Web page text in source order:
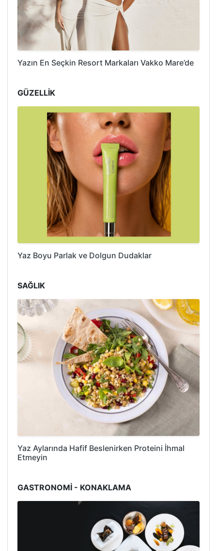
Yazın En Seçkin Resort Markaları Vakko Mare’de
GÜZELLİK
Yaz Boyu Parlak ve Dolgun Dudaklar
SAĞLIK
Yaz Aylarında Hafif Beslenirken Proteini İhmal
Etmeyin
GASTRONOMİ - KONAKLAMA